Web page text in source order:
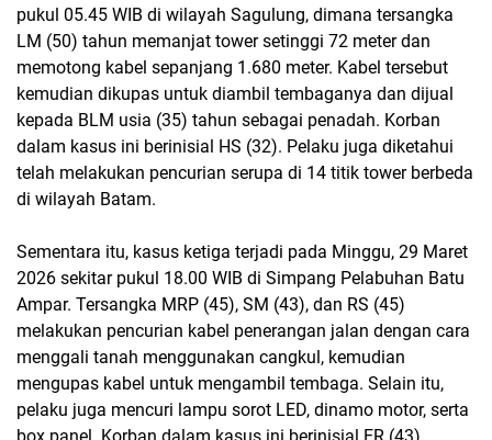
pukul 05.45 WIB di wilayah Sagulung, dimana tersangka
LM (50) tahun memanjat tower setinggi 72 meter dan
memotong kabel sepanjang 1.680 meter. Kabel tersebut
kemudian dikupas untuk diambil tembaganya dan dijual
kepada BLM usia (35) tahun sebagai penadah. Korban
dalam kasus ini berinisial HS (32). Pelaku juga diketahui
telah melakukan pencurian serupa di 14 titik tower berbeda
di wilayah Batam.
Sementara itu, kasus ketiga terjadi pada Minggu, 29 Maret
2026 sekitar pukul 18.00 WIB di Simpang Pelabuhan Batu
Ampar. Tersangka MRP (45), SM (43), dan RS (45)
melakukan pencurian kabel penerangan jalan dengan cara
menggali tanah menggunakan cangkul, kemudian
mengupas kabel untuk mengambil tembaga. Selain itu,
pelaku juga mencuri lampu sorot LED, dinamo motor, serta
box panel. Korban dalam kasus ini berinisial ER (43).